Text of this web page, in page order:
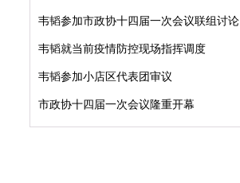
韦韬参加市政协十四届一次会议联组讨论
韦韬就当前疫情防控现场指挥调度
韦韬参加小店区代表团审议
市政协十四届一次会议隆重开幕